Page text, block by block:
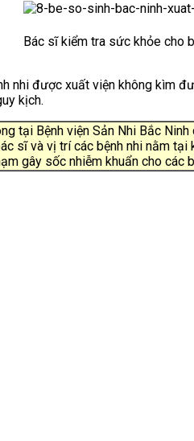
Bác sĩ kiểm tra sức khỏe cho
nhi được xuất viện không kìm
kịch.
tại Bệnh viện Sản Nhi Bắc Ninh
sĩ và vị trí các bệnh nhi nằm
gây sốc nhiễm khuẩn cho các